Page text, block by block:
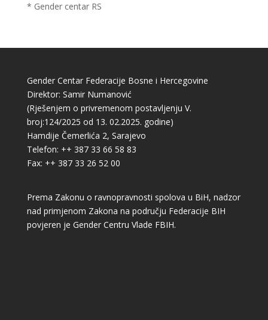
* Gender centar RS
Gender Centar Federacije Bosne i Hercegovine
Direktor: Samir Numanović
(Rješenjem o privremenom postavljenju V.
broj:124/2025 od 13. 02.2025. godine)
Hamdije Čemerlića 2, Sarajevo
Telefon: ++ 387 33 66 58 83
Fax: ++ 387 33 26 52 00
Prema Zakonu o ravnopravnosti spolova u BiH, nadzor
nad primjenom Zakona na području Federacije BIH
povjeren je Gender Centru Vlade FBIH.